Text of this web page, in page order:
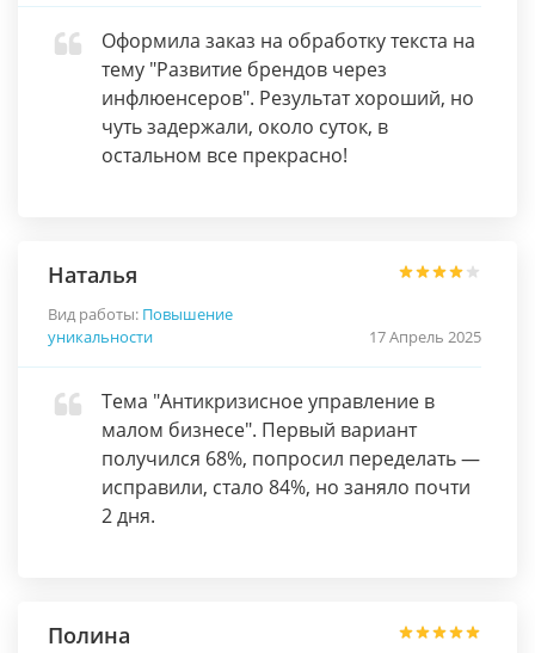
Оформила заказ на обработку текста на
тему "Развитие брендов через
инфлюенсеров". Результат хороший, но
чуть задержали, около суток, в
остальном все прекрасно!
Наталья
Вид работы: Повышение
уникальности
17 Апрель 2025
Тема "Антикризисное управление в
малом бизнесе". Первый вариант
получился 68%, попросил переделать —
исправили, стало 84%, но заняло почти
2 дня.
Полина